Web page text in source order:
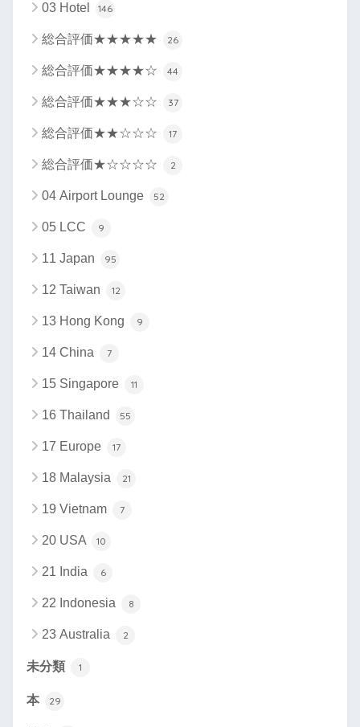
03 Hotel 146
総合評価★★★★★ 26
総合評価★★★★☆ 44
総合評価★★★☆☆ 37
総合評価★★☆☆☆ 17
総合評価★☆☆☆☆ 2
04 Airport Lounge 52
05 LCC 9
11 Japan 95
12 Taiwan 12
13 Hong Kong 9
14 China 7
15 Singapore 11
16 Thailand 55
17 Europe 17
18 Malaysia 21
19 Vietnam 7
20 USA 10
21 India 6
22 Indonesia 8
23 Australia 2
未分類 1
本 29